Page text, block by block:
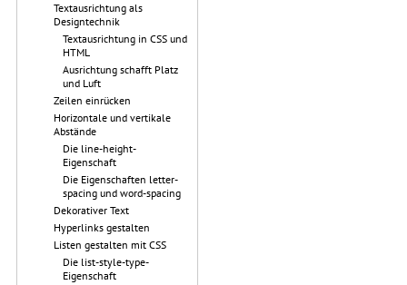
Textausrichtung als
Designtechnik
Textausrichtung in CSS und
HTML
Ausrichtung schafft Platz
und Luft
Zeilen einrücken
Horizontale und vertikale
Abstände
Die line-height-
Eigenschaft
Die Eigenschaften letter-
spacing und word-spacing
Dekorativer Text
Hyperlinks gestalten
Listen gestalten mit CSS
Die list-style-type-
Eigenschaft